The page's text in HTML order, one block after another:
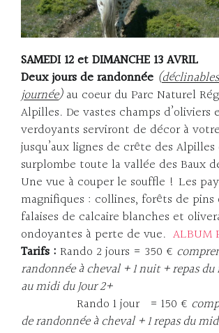
SAMEDI 12 et DIMANCHE 13 AVRIL
Deux jours de randonnée (
journée)au coeur du Parc Naturel
Alpilles. De vastes champs d’oliviers
verdoyants serviront de décor à
jusqu’aux lignes de crête des Alpilles
surplombe toute la vallée des Baux
Une vue à couper le souffle ! Les
magnifiques : collines, forêts de pins
falaises de calcaire blanches et
ondoyantes à perte de vue. ALBUM
Tarifs : Rando 2 jours = 350 €
randonnée à cheval + 1 nuit + repas
au midi du Jour 2+
Rando 1 jour = 150 €
de randonnée à cheval + 1 repas du